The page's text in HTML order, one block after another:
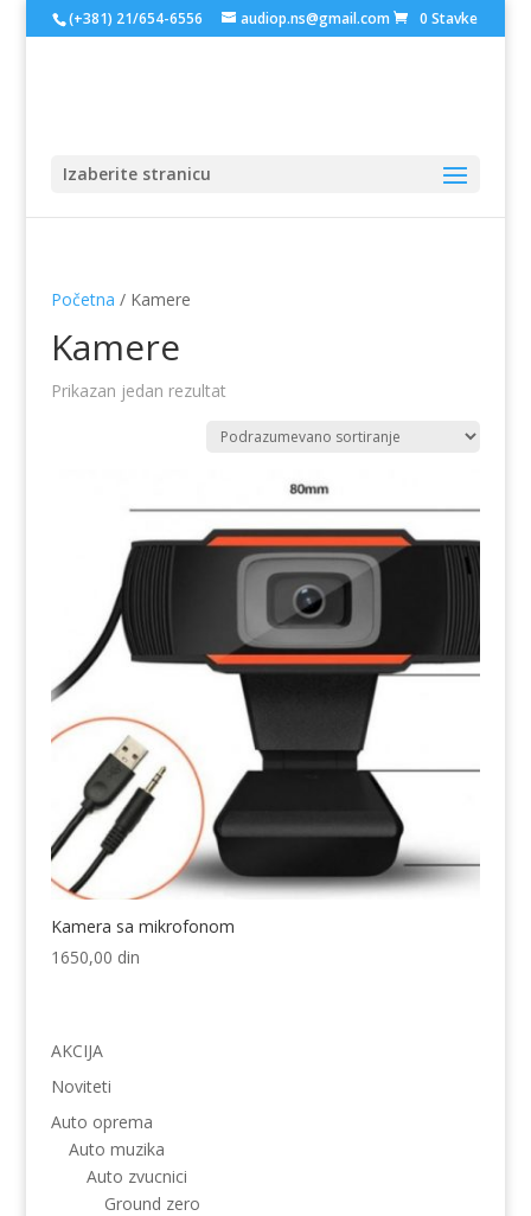
(+381) 21/654-6556 audiop.ns@gmail.com 0 Stavke
Izaberite stranicu
Početna / Kamere
Kamere
Prikazan jedan rezultat
Kamera sa mikrofonom
1650,00 din
AKCIJA
Noviteti
Auto oprema
Auto muzika
Auto zvucnici
Ground zero